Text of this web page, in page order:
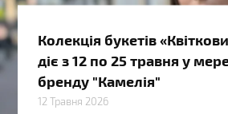
Колекція букетів
діє з 12 по 25 травня у
бренду "Камелія"
12 Травня 2026